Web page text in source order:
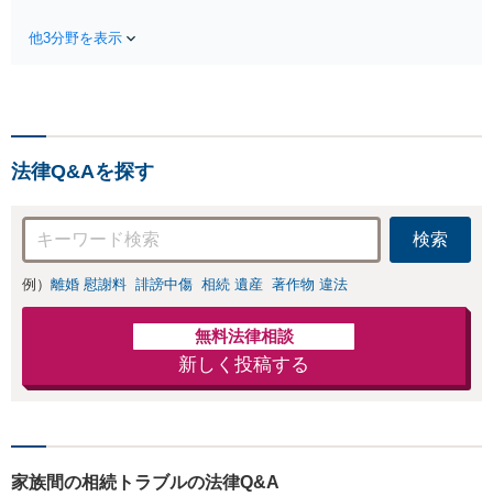
払い賃金、解雇、労働
他3分野を表示
法律Q&Aを探す
検索
例） 離婚 慰謝料 誹謗中傷 相続 遺産 著作物 違法
無料法律相談
新しく投稿する
家族間の相続トラブルの法律Q&A